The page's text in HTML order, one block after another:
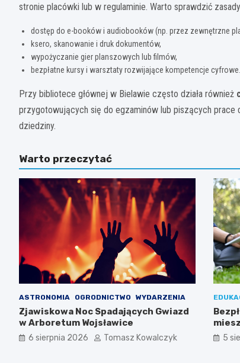
stronie placówki lub w regulaminie. Warto sprawdzić
dostęp do e-booków i audiobooków (np. przez zewnętrzne
ksero, skanowanie i druk dokumentów,
wypożyczanie gier planszowych lub filmów,
bezpłatne kursy i warsztaty rozwijające kompetencje cyfrowe.
Przy bibliotece głównej w Bielawie często działa również
przygotowujących się do egzaminów lub piszących
dziedziny.
Warto przeczytać
ASTRONOMIA OGRODNICTWO WYDARZENIA
Zjawiskowa Noc Spadających Gwiazd
w Arboretum Wojsławice
6 sierpnia 2026 Tomasz Kowalczyk 5